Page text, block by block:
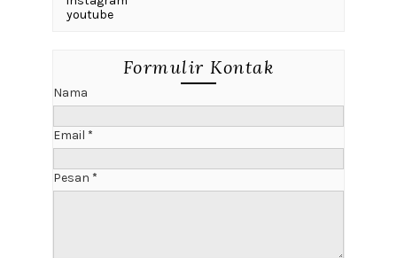
youtube
Formulir Kontak
Nama
Email *
Pesan *